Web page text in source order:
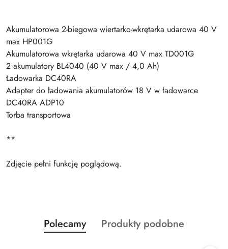
Akumulatorowa 2-biegowa wiertarko-wkrętarka udarowa 40 V
max HP001G
Akumulatorowa wkrętarka udarowa 40 V max TD001G
2 akumulatory BL4040 (40 V max / 4,0 Ah)
Ładowarka DC40RA
Adapter do ładowania akumulatorów 18 V w ładowarce
DC40RA ADP10
Torba transportowa
**
Zdjęcie pełni funkcję poglądową.
Pomiń karuzelę produktów
Produkty
o
Polecamy
Produkty
Produkty podobne